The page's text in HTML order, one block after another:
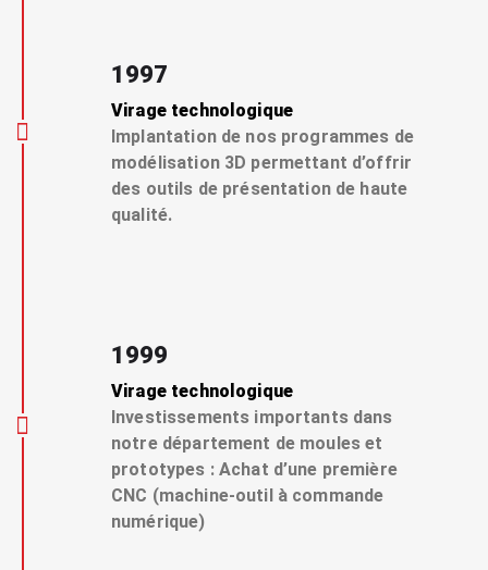
1997
Virage technologique
Implantation de nos programmes de
modélisation 3D permettant d’offrir
des outils de présentation de haute
qualité.
1999
Virage technologique
Investissements importants dans
notre département de moules et
prototypes : Achat d’une première
CNC (machine-outil à commande
numérique)